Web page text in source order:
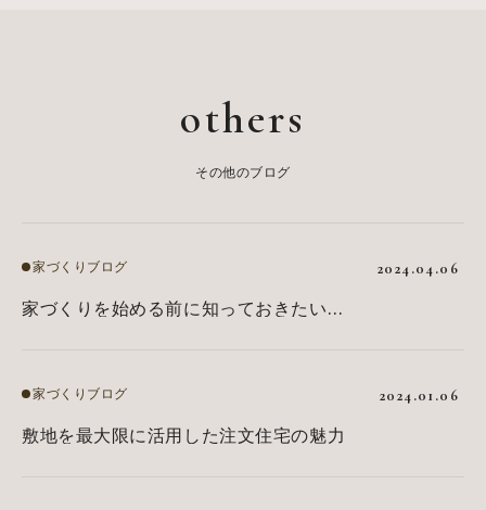
others
その他のブログ
家づくりを始める前に知っておきたいこ
家づくりブログ 2024.04.06
敷地を最大限に活用した注文住宅の魅力
家づくりブログ 2024.01.06